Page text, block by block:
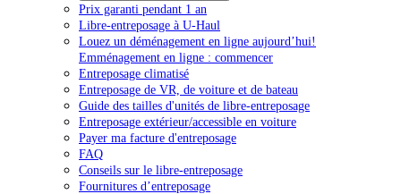
Prix garanti pendant 1 an
Libre-entreposage à U-Haul
Louez un déménagement en ligne aujourd’hui!
Emménagement en ligne : commencer
Entreposage climatisé
Entreposage de VR, de voiture et de bateau
Guide des tailles d'unités de libre-entreposage
Entreposage extérieur/accessible en voiture
Payer ma facture d'entreposage
FAQ
Conseils sur le libre-entreposage
Fournitures d’entreposage